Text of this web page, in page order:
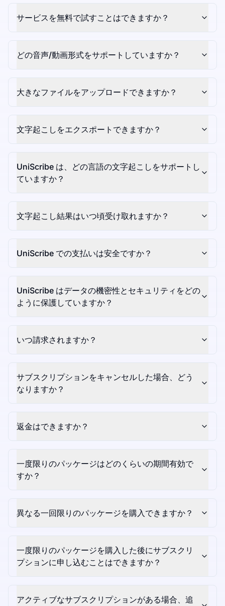
サービスを無料で試すことはできますか？
どの音声/動画形式をサポートしていますか？
大きなファイルをアップロードできますか？
文字起こしをエクスポートできますか？
UniScribe は、どの言語の文字起こしをサポートし
ていますか？
文字起こし結果はいつ頃受け取れますか？
UniScribe での支払いは安全ですか？
UniScribe はデータの機密性とセキュリティをどの
ように保護していますか？
いつ請求されますか？
サブスクリプションをキャンセルした場合、どう
なりますか？
返金はできますか？
一度限りのパッケージはどのくらいの期間有効で
すか？
異なる一回限りのパッケージを購入できますか？
一度限りのパッケージを購入した後にサブスクリ
プションに申し込むことはできますか？
アクティブなサブスクリプションがある場合、追